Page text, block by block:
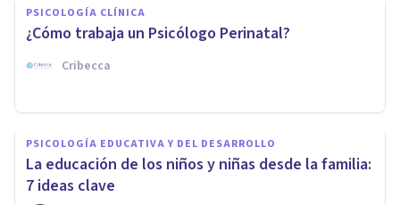
PSICOLOGÍA CLÍNICA
¿Cómo trabaja un Psicólogo Perinatal?
Cribecca
PSICOLOGÍA EDUCATIVA Y DEL DESARROLLO
La educación de los niños y niñas desde la familia:
7 ideas clave
Psicología a domicilio: una
nueva forma de atender
pacientes